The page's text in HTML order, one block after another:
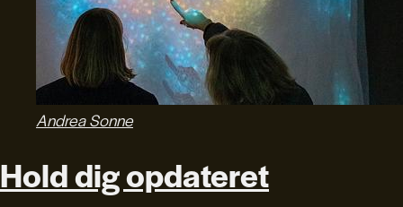
Andrea Sonne
Hold dig opdateret